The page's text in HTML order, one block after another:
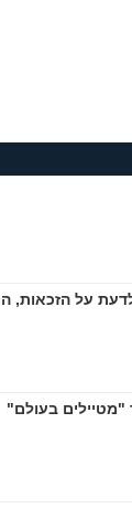
על הזכאות,
בעולם"